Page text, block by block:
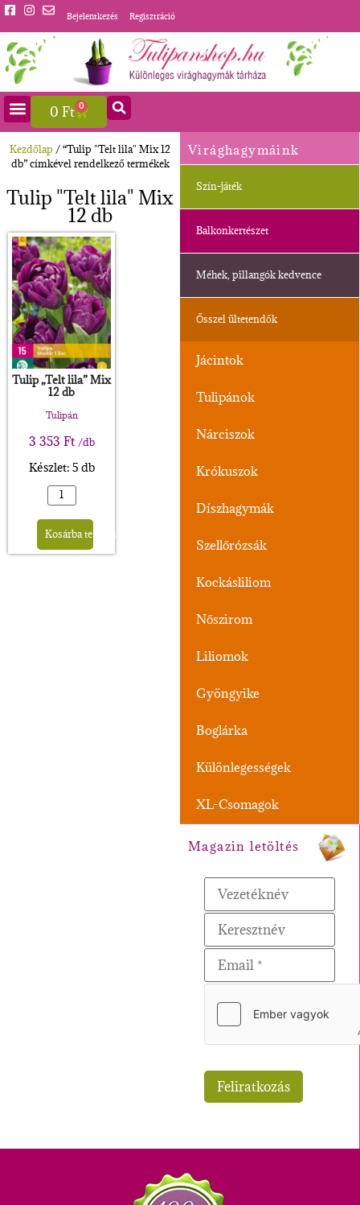
Bejelentkezés Regisztráció
0 Ft 0
Virághagymáink
Szín-játék
Balkonkertészet
Méhek, pillangók kedvence
Ősszel ültetendők
Jácintok
Tulipánok
Nárciszok
Krókuszok
Díszhagymák
Szellőrózsák
Kockásliliom
Nőszirom
Liliomok
Gyöngyike
Boglárka
Különlegességek
XL-Csomagok
Magazin letöltés
Kezdőlap / “Tulip "Telt lila" Mix 12
db” címkével rendelkező termékek
Tulip "Telt lila" Mix
12 db
Tulip „Telt lila” Mix
12 db
Tulipán
3 353 Ft /db
Készlet: 5 db
Kosárba teszem
Alternative: